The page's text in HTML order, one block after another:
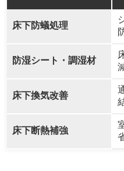
床下防蟻処理
防湿シート・調湿材
床下換気改善
床下断熱補強